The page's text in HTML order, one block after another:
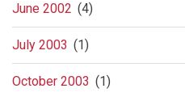
June 2002 (4)
July 2003 (1)
October 2003 (1)